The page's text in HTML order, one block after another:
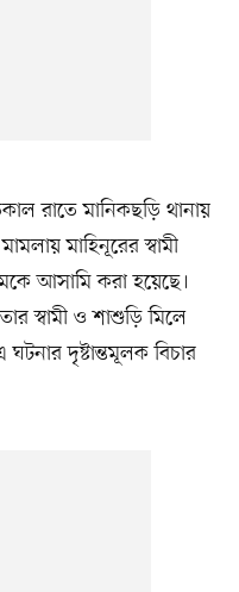
রাতে মানিকছড়ি থানায়
মাহিনূরের স্বামী
আসামি করা হয়েছে।
স্বামী ও শাশুড়ি মিলে
দৃষ্টান্তমূলক বিচার